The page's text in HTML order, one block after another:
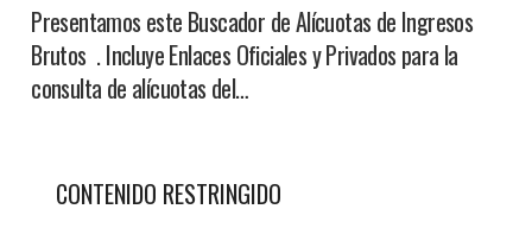
Presentamos este Buscador de Alícuotas de Ingresos
Brutos . Incluye Enlaces Oficiales y Privados para la
consulta de alícuotas del…
CONTENIDO RESTRINGIDO